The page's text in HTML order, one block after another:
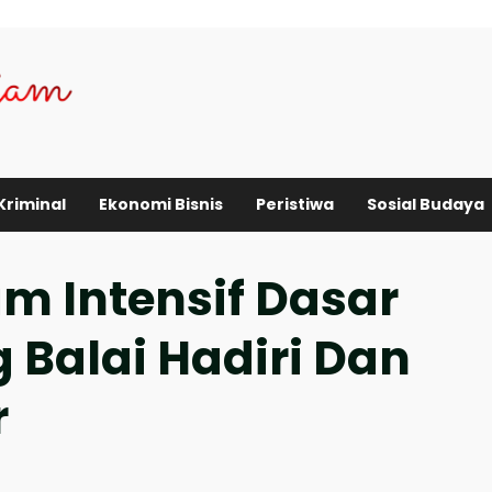
Ekonomi Bisnis Peristiwa Sosial Budaya
Intensif Dasar
Balai Hadiri Dan